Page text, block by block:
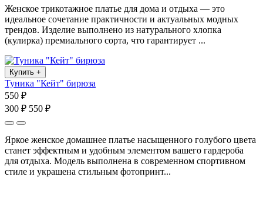
Женское трикотажное платье для дома и отдыха — это
идеальное сочетание практичности и актуальных модных
трендов. Изделие выполнено из натурального хлопка
(кулирка) премиального сорта, что гарантирует ...
Купить +
Туника "Кейт" бирюза
550 ₽
300 ₽ 550 ₽
Яркое женское домашнее платье насыщенного голубого цвета
станет эффектным и удобным элементом вашего гардероба
для отдыха. Модель выполнена в современном спортивном
стиле и украшена стильным фотопринт...